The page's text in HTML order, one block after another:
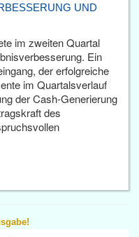
UND
im zweiten Quartal
Ein
der erfolgreiche
im Quartalsverlauf
der Cash-Generierung
des